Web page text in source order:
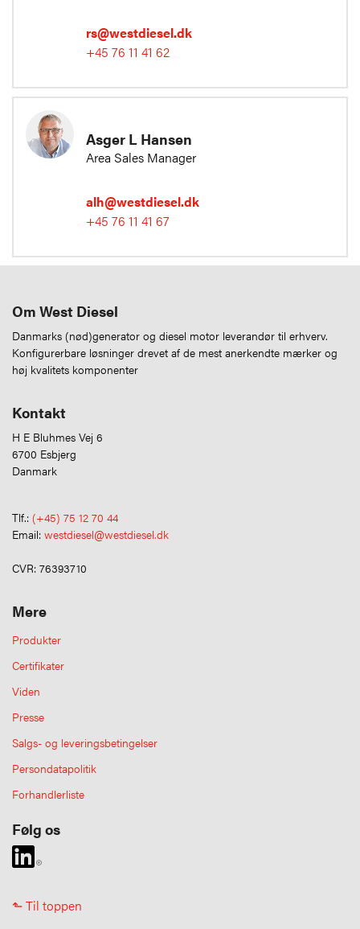
rs@westdiesel.dk
+45 76 11 41 62
Asger L Hansen
Area Sales Manager
alh@westdiesel.dk
+45 76 11 41 67
Om West Diesel
Danmarks (nød)generator og diesel motor leverandør til erhverv.
Konfigurerbare løsninger drevet af de mest anerkendte mærker og
høj kvalitets komponenter
Kontakt
H E Bluhmes Vej 6
6700 Esbjerg
Danmark
Tlf.: (+45) 75 12 70 44
Email: westdiesel@westdiesel.dk
CVR: 76393710
Mere
Produkter
Certifikater
Viden
Presse
Salgs- og leveringsbetingelser
Persondatapolitik
Forhandlerliste
Følg os
⬑ Til toppen